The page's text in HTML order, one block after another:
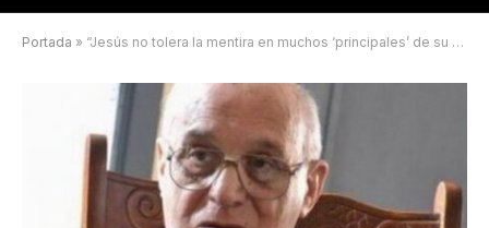
Portada » “Jesús no tolera la mentira en muchos ‘principales’ de su pueblo”